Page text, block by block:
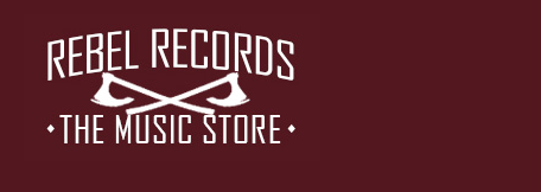
Hauptinhalt springen
Zur Suche springen
Zur Hauptnavigation springen